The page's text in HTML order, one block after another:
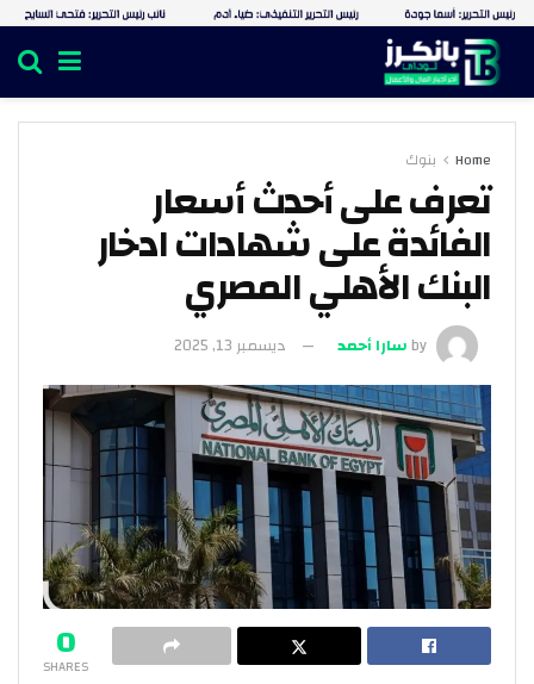
Home بنوك
تعرف على أحدث أسعار
الفائدة على شهادات ادخار
البنك الأهلي المصري
byسارا أحمد ديسمبر 13, 2025
0
SHARES